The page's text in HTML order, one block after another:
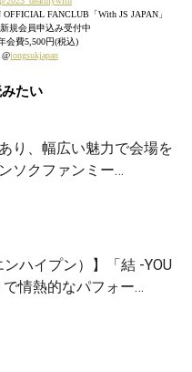
FANCLUB「With JS JAPAN」
規会員申込み受付中
会費5,500円(税込)
jongsukjapan
たい
り、幅広い魅力で会場を
ソクファンミー…
ンハイプン）】「結 -YOU
情熱的なパフォー…